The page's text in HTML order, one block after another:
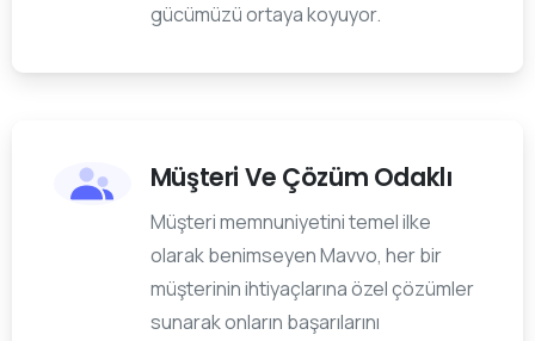
gücümüzü ortaya koyuyor.
Müşteri Ve Çözüm Odaklı
Müşteri memnuniyetini temel ilke
olarak benimseyen Mavvo, her bir
müşterinin ihtiyaçlarına özel çözümler
sunarak onların başarılarını